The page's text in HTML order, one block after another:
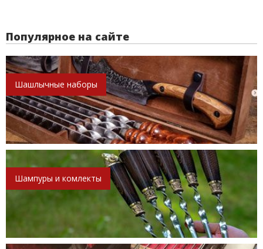
Популярное на сайте
Шашлычные наборы
Шампуры и комлекты